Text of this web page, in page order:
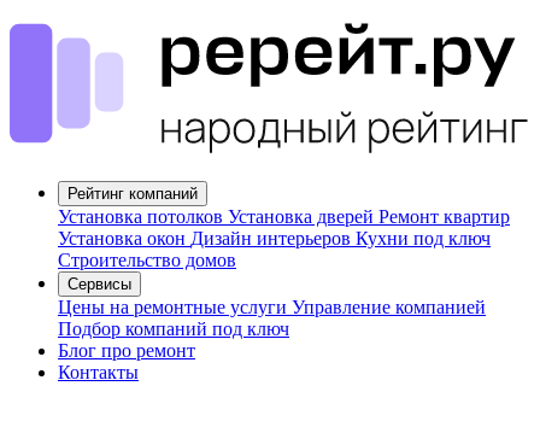
Рейтинг компаний
Установка потолков Установка дверей Ремонт квартир
Установка окон Дизайн интерьеров Кухни под ключ
Строительство домов
Сервисы
Цены на ремонтные услуги Управление компанией
Подбор компаний под ключ
Блог про ремонт
Контакты